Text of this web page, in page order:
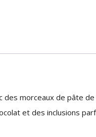
des morceaux de pâte de
et des inclusions